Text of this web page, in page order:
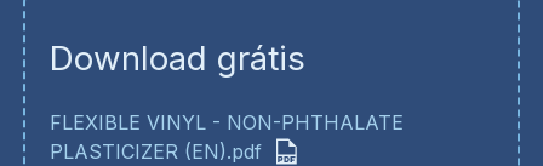
Download grátis
FLEXIBLE VINYL - NON-PHTHALATE
PLASTICIZER (EN).pdf